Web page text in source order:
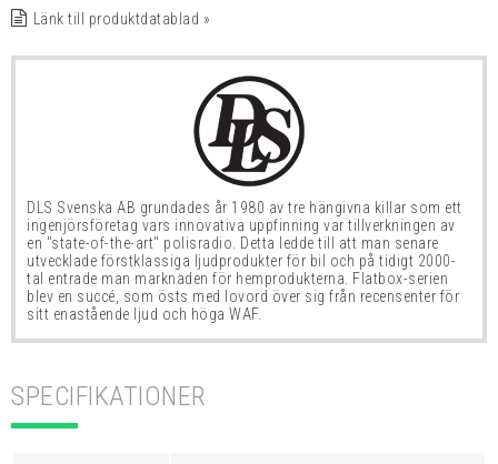
Länk till produktdatablad »
DLS Svenska AB grundades år 1980 av tre hängivna killar som ett
ingenjörsföretag vars innovativa uppfinning var tillverkningen av
en "state-of-the-art" polisradio. Detta ledde till att man senare
utvecklade förstklassiga ljudprodukter för bil och på tidigt 2000-
tal entrade man marknaden för hemprodukterna. Flatbox-serien
blev en succé, som östs med lovord över sig från recensenter för
sitt enastående ljud och höga WAF.
SPECIFIKATIONER